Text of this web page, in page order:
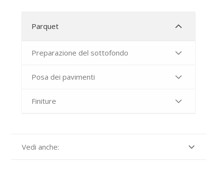
Parquet
Preparazione del sottofondo
Posa dei pavimenti
Finiture
Vedi anche: